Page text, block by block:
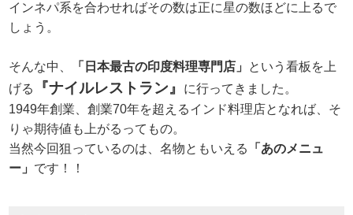
インネパ系を合わせればその数は正に星の数ほどに上るで
しょう。
そんな中、 「日本最古の印度料理専門店」
という看板を上
げる
『ナイルレストラン』
に行ってきました。
1949年創業、創業70年を超えるインド料理店となれば、そ
りゃ期待値も上がるってもの。
当然今回狙っているのは、名物ともいえる
「あのメニュ
ー」 です！！